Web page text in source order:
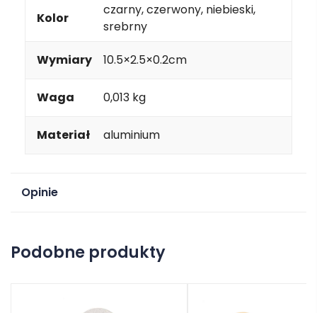
Kolor
czarny, czerwony, niebieski,
srebrny
Wymiary 10.5×2.5×0.2cm
Waga 0,013 kg
Materiał aluminium
Opinie
Podobne produkty